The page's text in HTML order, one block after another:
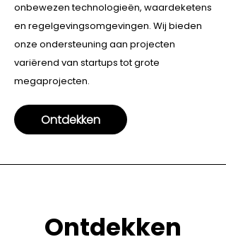
onbewezen technologieën, waardeketens
en regelgevingsomgevingen. Wij bieden
onze ondersteuning aan projecten
variërend van startups tot grote
megaprojecten.
Ontdekken
Ontdekken